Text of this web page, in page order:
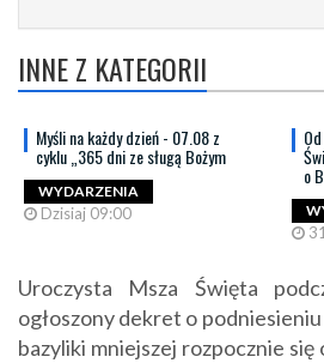
INNE Z KATEGORII
Myśli na każdy dzień - 07.08 z
cyklu „365 dni ze sługą Bożym
WYDARZENIA
Dzisiaj 09:00
o
Uroczysta Msza Święta
ogłoszony dekret o
bazyliki mniejszej rozpocznie się